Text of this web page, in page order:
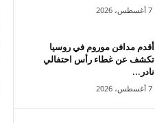
7 أغسطس، 2026
أقدم مدافن موروم في روسيا
تكشف عن غطاء رأس احتفالي
نادر...
7 أغسطس، 2026